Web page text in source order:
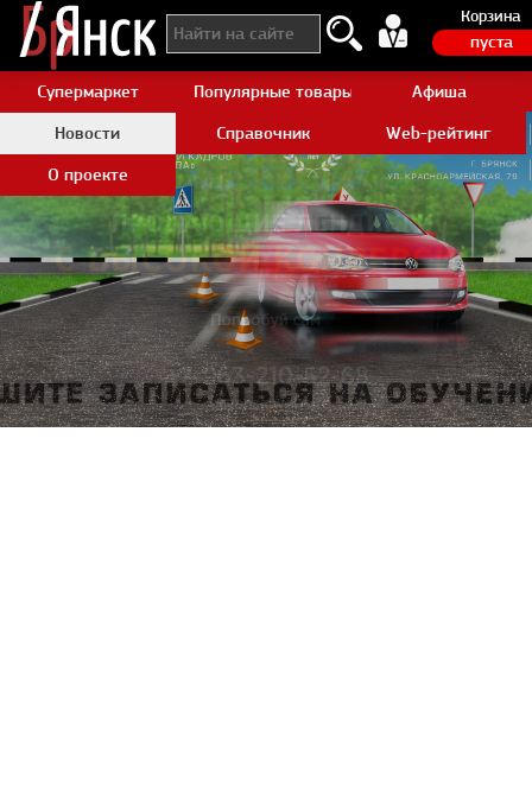
Корзина
пуста
Супермаркет Популярные товары AliexpressАфиша
Новости
Справочник
Web-рейтинг
О проекте